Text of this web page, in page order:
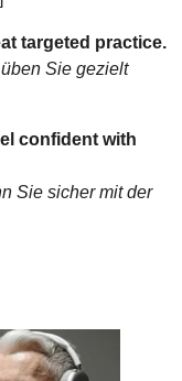
targeted practice.
Sie gezielt
confident with
Sie sicher mit der